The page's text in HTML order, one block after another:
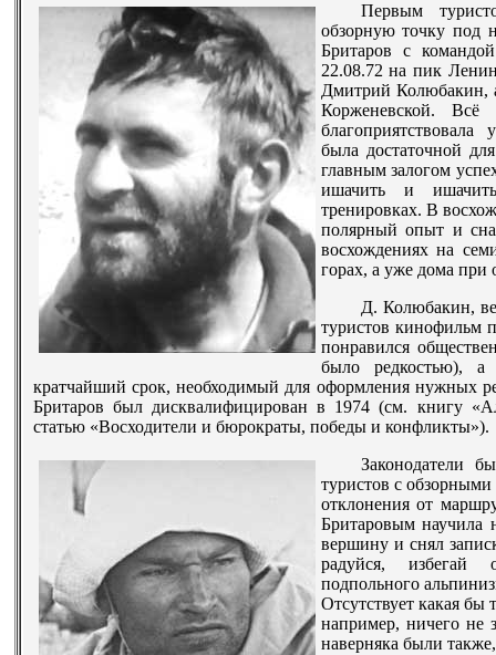
Первым
обзорную точку под
Бритаров с
22.08.72 на пик
Дмитрий Колюбакин,
Корженевской.
была достаточной
главным залогом
ишачить и
тренировках. В
полярный опыт и
восхождениях на
горах, а уже дома при
Д. Колюбакин,
туристов кинофильм
понравился
было редкостью),
кратчайший срок, необходимый для оформления нужных
Бритаров был дисквалифицирован в 1974 (см. книгу
статью «Восходители и бюрократы, победы и конфликты»).
Законодатели
туристов с
отклонения от
Бритаровым научила
вершину и снял
радуйся, избегай
подпольного
Отсутствует какая
например, ничего не
наверняка были